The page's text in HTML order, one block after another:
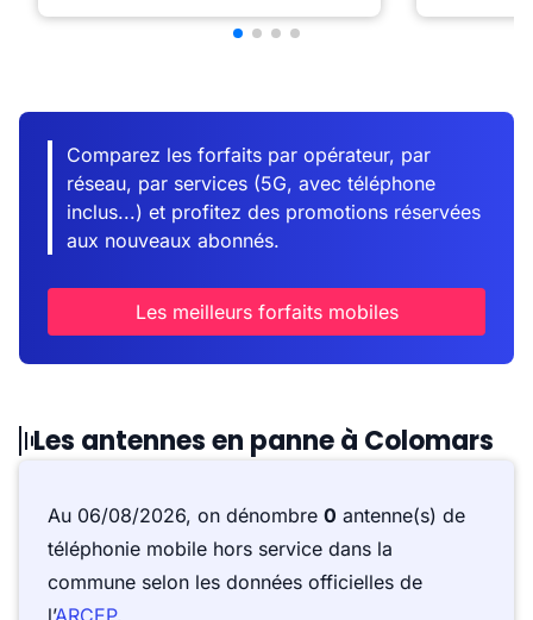
Comparez les forfaits par opérateur, par
réseau, par services (5G, avec téléphone
inclus...) et profitez des promotions réservées
aux nouveaux abonnés.
Les meilleurs forfaits mobiles
Les antennes en panne à Colomars
Au 06/08/2026, on dénombre 0 antenne(s) de
téléphonie mobile hors service dans la
commune selon les données officielles de
l’ARCEP.